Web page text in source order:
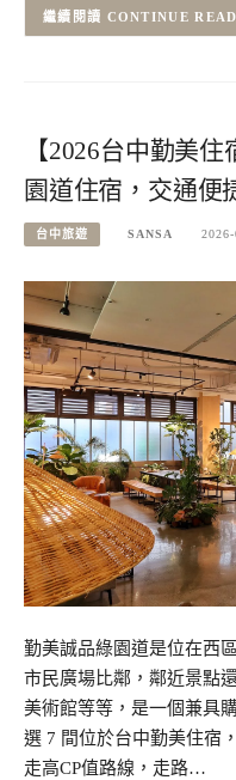
CONTINUE
【2026台中勤美
園道住宿，交通便
台中旅遊 SANSA 2026-
勤美誠品綠園道是位在西
市民廣場比鄰，鄰近景點
美術館等等，是一個兼具
選 7 間位於台中勤美住宿
走高CP值路線，走路…